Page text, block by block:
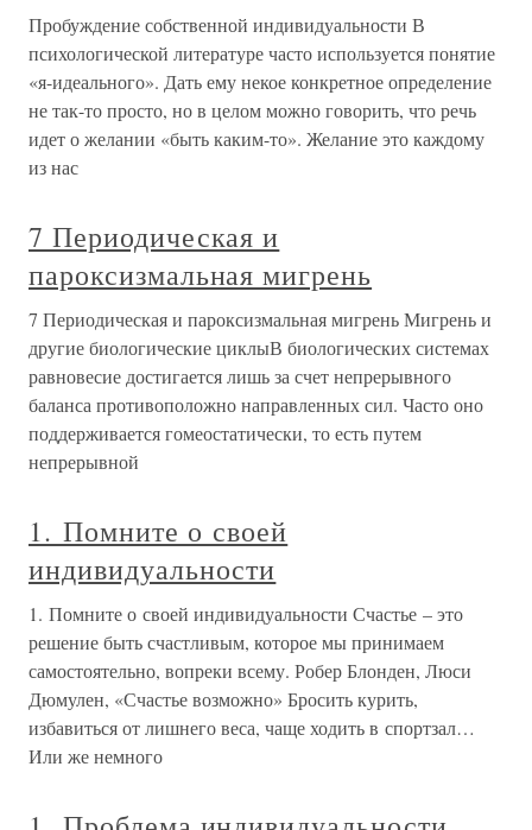
Пробуждение собственной индивидуальности В
психологической литературе часто используется понятие
«я-идеального». Дать ему некое конкретное определение
не так-то просто, но в целом можно говорить, что речь
идет о желании «быть каким-то». Желание это каждому
из нас
7 Периодическая и
пароксизмальная мигрень
7 Периодическая и пароксизмальная мигрень Мигрень и
другие биологические циклыВ биологических системах
равновесие достигается лишь за счет непрерывного
баланса противоположно направленных сил. Часто оно
поддерживается гомеостатически, то есть путем
непрерывной
1. Помните о своей
индивидуальности
1. Помните о своей индивидуальности Счастье – это
решение быть счастливым, которое мы принимаем
самостоятельно, вопреки всему. Робер Блонден, Люси
Дюмулен, «Счастье возможно» Бросить курить,
избавиться от лишнего веса, чаще ходить в спортзал…
Или же немного